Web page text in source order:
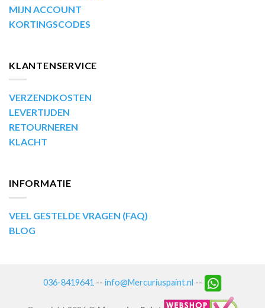
MIJN ACCOUNT
KORTINGSCODES
KLANTENSERVICE
VERZENDKOSTEN
LEVERTIJDEN
RETOURNEREN
KLACHT
INFORMATIE
VEEL GESTELDE VRAGEN (FAQ)
BLOG
036-8419641 -- info@Mercuriuspaint.nl --